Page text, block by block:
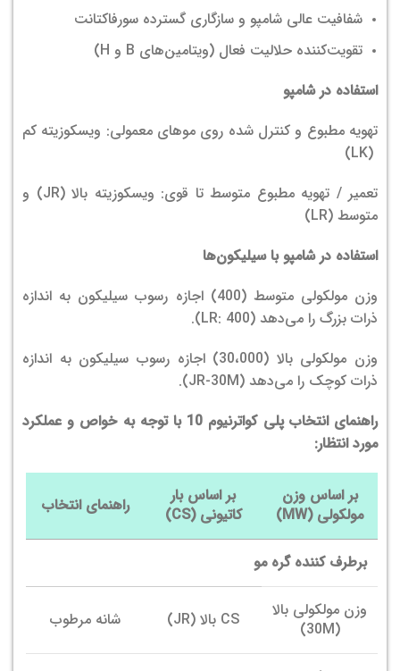
شفافیت عالی شامپو و سازگاری گسترده سورفاکتانت
تقویت‌کننده حلالیت فعال (ویتامین‌های B و H)
استفاده در شامپو
تهویه مطبوع و کنترل شده روی موهای معمولی: ویسکوزیته کم
(LK)
تعمیر / تهویه مطبوع متوسط تا قوی: ویسکوزیته بالا (JR) و
متوسط (LR)
استفاده در شامپو با سیلیکون‌ها
وزن مولکولی متوسط (400) اجازه رسوب سیلیکون به اندازه
ذرات بزرگ را می‌دهد (LR: 400).
وزن مولکولی بالا (30،000) اجازه رسوب سیلیکون به اندازه
ذرات کوچک را می‌دهد (JR-30M).
راهنمای انتخاب پلی کواترنیوم 10 با توجه به خواص و عملکرد
مورد انتظار:
بر اساس وزن
مولکولی (MW)
بر اساس بار
کاتیونی (CS)
راهنمای انتخاب
برطرف کننده گره مو
وزن مولکولی بالا
(30M)
CS بالا (JR) شانه مرطوب